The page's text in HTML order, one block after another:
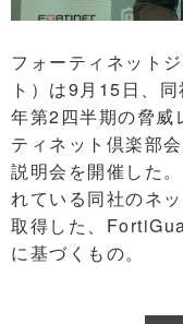
フォーティネット
ト）は9月15日、
年第2四半期の脅威
ティネット倶楽部
説明会を開催した
れている同社のネ
取得した、
に基づくもの。